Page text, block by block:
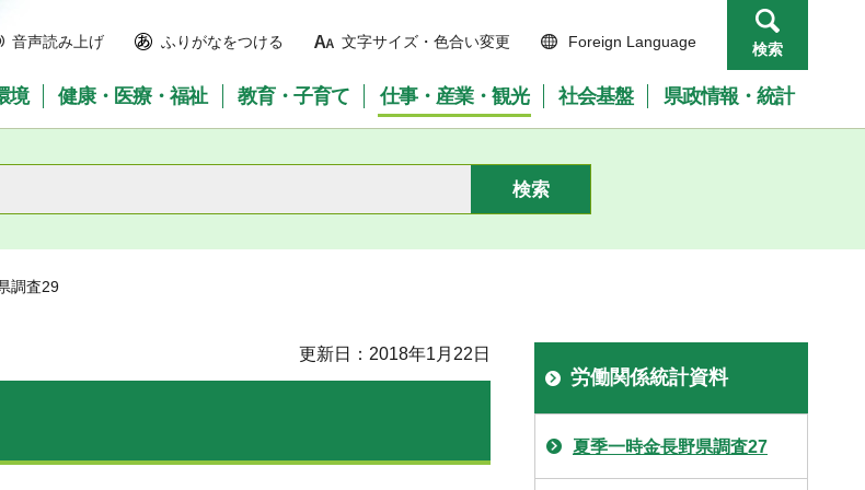
音声読み上げ ふりがなをつける 文字サイズ・色合い変更 Foreign Language 検索
境 健康・医療・福祉 教育・子育て 仕事・産業・観光 社会基盤 県政情報・統計
調査29
更新日：2018年1月22日
労働関係統計資料
夏季一時金長野県調査27